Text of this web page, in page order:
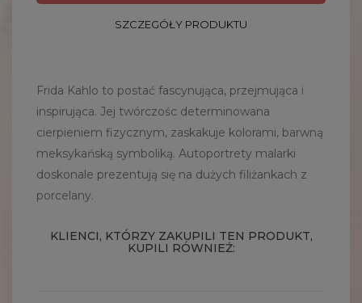
SZCZEGÓŁY PRODUKTU
Frida Kahlo to postać fascynująca, przejmująca i
inspirująca. Jej twórczośc determinowana
cierpieniem fizycznym, zaskakuje kolorami, barwną
meksykańską symboliką. Autoportrety malarki
doskonale prezentują się na dużych filiżankach z
porcelany.
KLIENCI, KTÓRZY ZAKUPILI TEN PRODUKT,
KUPILI RÓWNIEŻ: